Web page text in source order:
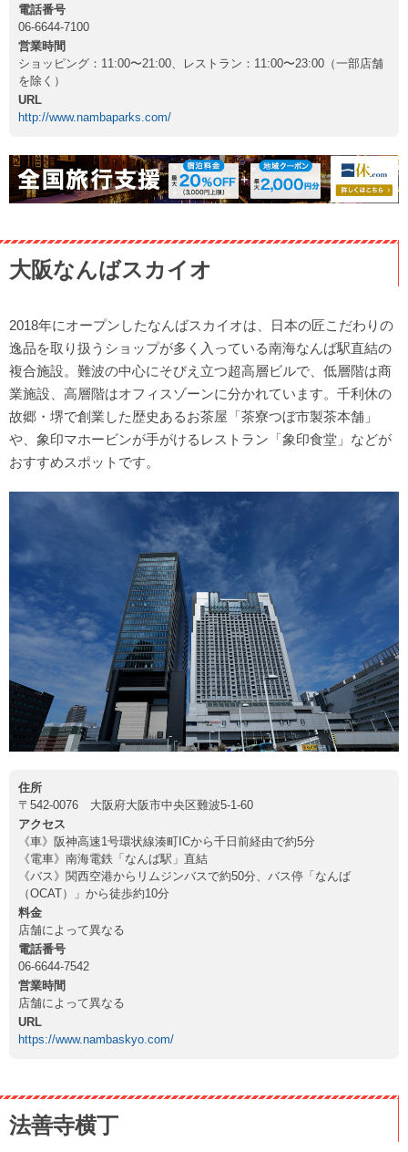
電話番号
06-6644-7100
営業時間
ショッピング：11:00〜21:00、レストラン：11:00〜23:00（一部店舗
を除く）
URL
http://www.nambaparks.com/
大阪なんばスカイオ
2018年にオープンしたなんばスカイオは、日本の匠こだわりの
逸品を取り扱うショップが多く入っている南海なんば駅直結の
複合施設。難波の中心にそびえ立つ超高層ビルで、低層階は商
業施設、高層階はオフィスゾーンに分かれています。千利休の
故郷・堺で創業した歴史あるお茶屋「茶寮つぼ市製茶本舗」
や、象印マホービンが手がけるレストラン「象印食堂」などが
おすすめスポットです。
住所
〒542-0076 大阪府大阪市中央区難波5-1-60
アクセス
《車》阪神高速1号環状線湊町ICから千日前経由で約5分
《電車》南海電鉄「なんば駅」直結
《バス》関西空港からリムジンバスで約50分、バス停「なんば
（OCAT）」から徒歩約10分
料金
店舗によって異なる
電話番号
06-6644-7542
営業時間
店舗によって異なる
URL
https://www.nambaskyo.com/
法善寺横丁